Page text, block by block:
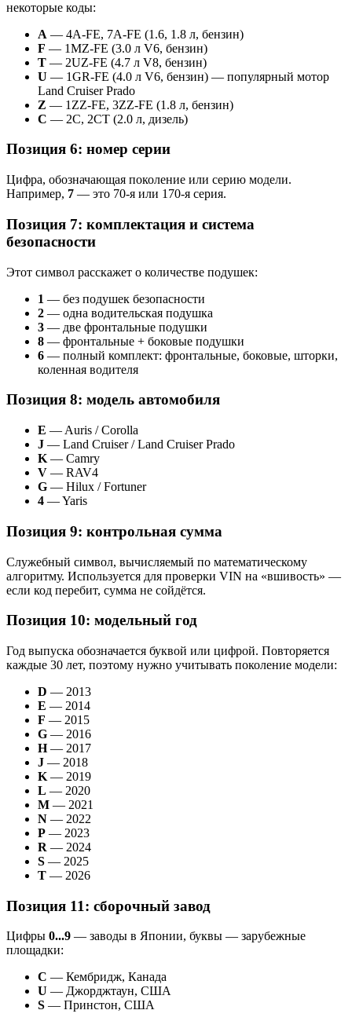
некоторые коды:
A — 4A-FE, 7A-FE (1.6, 1.8 л, бензин)
F — 1MZ-FE (3.0 л V6, бензин)
T — 2UZ-FE (4.7 л V8, бензин)
U — 1GR-FE (4.0 л V6, бензин) — популярный мотор
Land Cruiser Prado
Z — 1ZZ-FE, 3ZZ-FE (1.8 л, бензин)
C — 2C, 2CT (2.0 л, дизель)
Позиция 6: номер серии
Цифра, обозначающая поколение или серию модели.
Например, 7 — это 70-я или 170-я серия.
Позиция 7: комплектация и система
безопасности
Этот символ расскажет о количестве подушек:
1 — без подушек безопасности
2 — одна водительская подушка
3 — две фронтальные подушки
8 — фронтальные + боковые подушки
6 — полный комплект: фронтальные, боковые, шторки,
коленная водителя
Позиция 8: модель автомобиля
E — Auris / Corolla
J — Land Cruiser / Land Cruiser Prado
K — Camry
V — RAV4
G — Hilux / Fortuner
4 — Yaris
Позиция 9: контрольная сумма
Служебный символ, вычисляемый по математическому
алгоритму. Используется для проверки VIN на «вшивость» —
если код перебит, сумма не сойдётся.
Позиция 10: модельный год
Год выпуска обозначается буквой или цифрой. Повторяется
каждые 30 лет, поэтому нужно учитывать поколение модели:
D — 2013
E — 2014
F — 2015
G — 2016
H— 2017
J — 2018
K — 2019
L — 2020
M — 2021
N — 2022
P — 2023
R — 2024
S — 2025
T — 2026
Позиция 11: сборочный завод
Цифры 0...9 — заводы в Японии, буквы — зарубежные
площадки:
C — Кембридж, Канада
U — Джорджтаун, США
S — Принстон, США